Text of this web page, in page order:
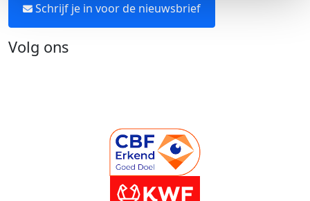
Schrijf je in voor de nieuwsbrief
Volg ons